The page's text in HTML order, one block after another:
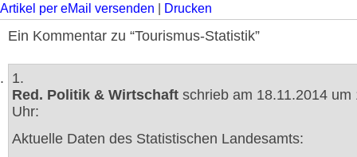
Artikel per eMail versenden Drucken
Ein Kommentar zu “Tourismus-Statistik”
1.
Red. Politik & Wirtschaft schrieb am 18.11.2014 um
Uhr:
Aktuelle Daten des Statistischen Landesamts: